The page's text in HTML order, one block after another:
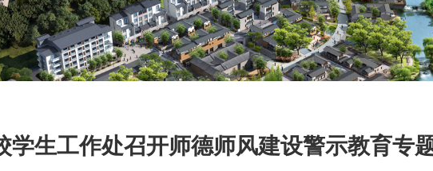
学生工作处召开师德师风建设警示教育专